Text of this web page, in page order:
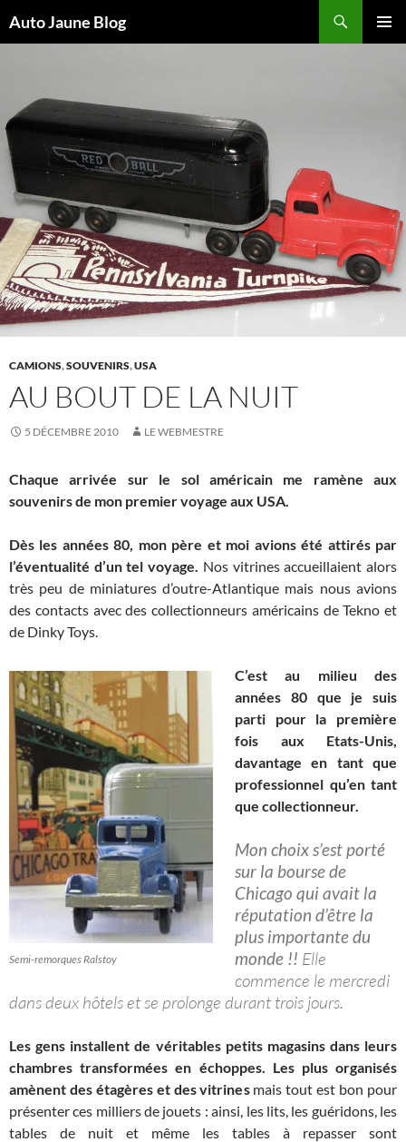
Auto Jaune Blog
CAMIONS,SOUVENIRS,USA
AU BOUT DE LA NUIT
5 DÉCEMBRE 2010 LE WEBMESTRE
Chaque arrivée sur le sol américain me ramène aux
souvenirs de mon premier voyage aux USA.
Dès les années 80, mon père et moi avions été attirés par
l’éventualité d’un tel voyage. Nos vitrines accueillaient alors
très peu de miniatures d’outre-Atlantique mais nous avions
des contacts avec des collectionneurs américains de Tekno et
de Dinky Toys.
Semi-remorques Ralstoy
C’est au milieu des
années 80 que je suis
parti pour la première
fois aux Etats-Unis,
davantage en tant que
professionnel qu’en tant
que collectionneur.
Mon choix s’est porté
sur la bourse de
Chicago qui avait la
réputation d’être la
plus importante du
monde !! Elle
commence le mercredi
dans deux hôtels et se prolonge durant trois jours.
Les gens installent de véritables petits magasins dans leurs
chambres transformées en échoppes. Les plus organisés
amènent des étagères et des vitrinesmais tout est bon pour
présenter ces milliers de jouets : ainsi, les lits, les guéridons, les
tables de nuit et même les tables à repasser sont